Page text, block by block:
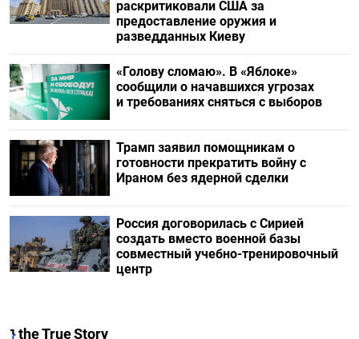
раскритиковали США за
предоставление оружия и
разведданных Киеву
«Голову сломаю». В «Яблоке»
сообщили о начавшихся угрозах
и требованиях сняться с выборов
Трамп заявил помощникам о
готовности прекратить войну с
Ираном без ядерной сделки
Россия договорилась с Сирией
создать вместо военной базы
совместный учебно-тренировочный
центр